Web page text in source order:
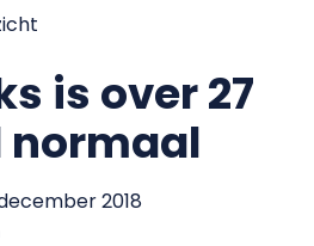
is over 27
normaal
2018